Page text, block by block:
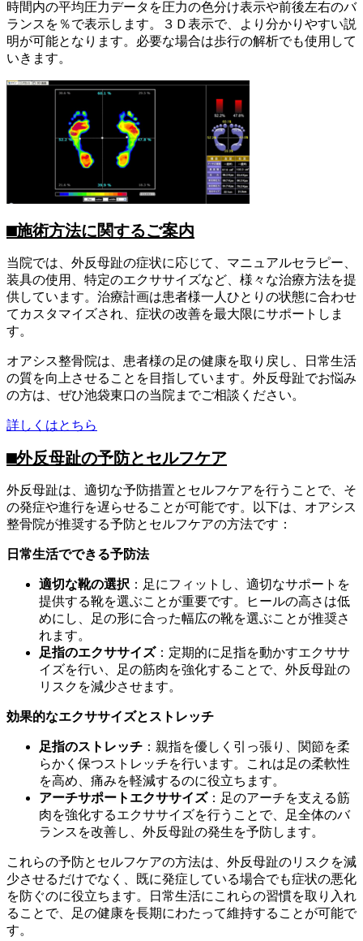
時間内の平均圧力データを圧力の色分け表示や前後左右のバ
ランスを％で表示します。３Ｄ表示で、より分かりやすい説
明が可能となります。必要な場合は歩行の解析でも使用して
いきます。
⬛︎施術方法に関するご案内
当院では、外反母趾の症状に応じて、マニュアルセラピー、
装具の使用、特定のエクササイズなど、様々な治療方法を提
供しています。治療計画は患者様一人ひとりの状態に合わせ
てカスタマイズされ、症状の改善を最大限にサポートしま
す。
オアシス整骨院は、患者様の足の健康を取り戻し、日常生活
の質を向上させることを目指しています。外反母趾でお悩み
の方は、ぜひ池袋東口の当院までご相談ください。
詳しくはとちら
⬛︎外反母趾の予防とセルフケア
外反母趾は、適切な予防措置とセルフケアを行うことで、そ
の発症や進行を遅らせることが可能です。以下は、オアシス
整骨院が推奨する予防とセルフケアの方法です：
日常生活でできる予防法
適切な靴の選択 ：足にフィットし、適切なサポートを
提供する靴を選ぶことが重要です。ヒールの高さは低
めにし、足の形に合った幅広の靴を選ぶことが推奨さ
れます。
足指のエクササイズ：定期的に足指を動かすエクササ
イズを行い、足の筋肉を強化することで、外反母趾の
リスクを減少させます。
効果的なエクササイズとストレッチ
足指のストレッチ ：親指を優しく引っ張り、関節を柔
らかく保つストレッチを行います。これは足の柔軟性
を高め、痛みを軽減するのに役立ちます。
アーチサポートエクササイズ：足のアーチを支える筋
肉を強化するエクササイズを行うことで、足全体のバ
ランスを改善し、外反母趾の発生を予防します。
これらの予防とセルフケアの方法は、外反母趾のリスクを減
少させるだけでなく、既に発症している場合でも症状の悪化
を防ぐのに役立ちます。日常生活にこれらの習慣を取り入れ
ることで、足の健康を長期にわたって維持することが可能で
す。